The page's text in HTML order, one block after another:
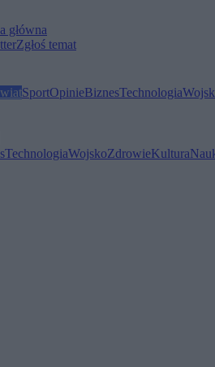
główna
Zgłoś temat
SportOpinieBiznesTechnologia
TechnologiaWojskoZdrowieKultura